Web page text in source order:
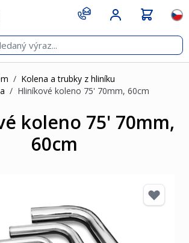
/ Kolena a trubky z hliníku
/ Hliníkové koleno 75' 70mm, 60cm
koleno 75' 70mm,
60cm